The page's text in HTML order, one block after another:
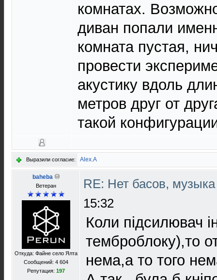
комнатах.
диван попали
комната пустая,
провести
акустику вдоль
метров друг от
такой
Выразили согласие: Alex.A
baheba
Ветеран
Откуда: Файне село Ялта
Сообщений: 4 604
Репутация: 197
RE: Нет басов,
15:32
Коли пiдсилювач
темброблоку),то
нема,а то того